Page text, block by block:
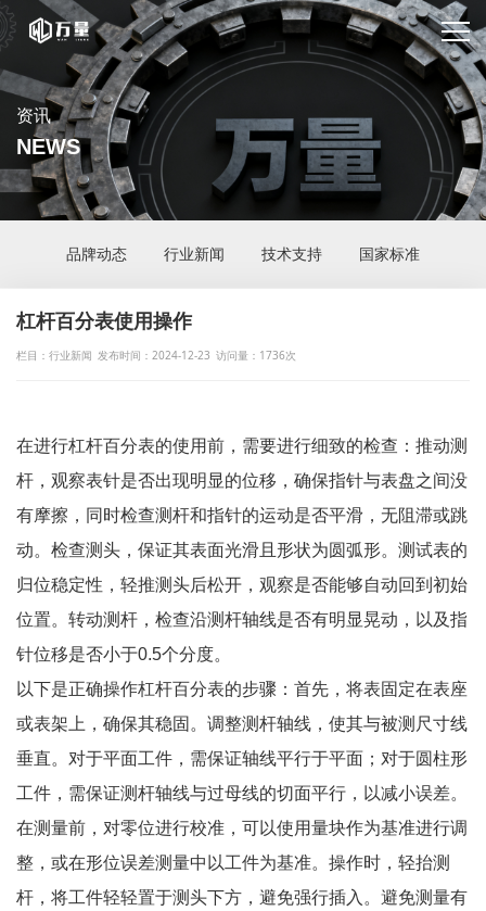
资讯
NEWS
品牌动态 行业新闻 技术支持 国家标准
杠杆百分表使用操作
栏目：行业新闻 发布时间：2024-12-23 访问量：1736次
在进行杠杆百分表的使用前，需要进行细致的检查：推动测
杆，观察表针是否出现明显的位移，确保指针与表盘之间没
有摩擦，同时检查测杆和指针的运动是否平滑，无阻滞或跳
动。检查测头，保证其表面光滑且形状为圆弧形。测试表的
归位稳定性，轻推测头后松开，观察是否能够自动回到初始
位置。转动测杆，检查沿测杆轴线是否有明显晃动，以及指
针位移是否小于0.5个分度。
以下是正确操作杠杆百分表的步骤：首先，将表固定在表座
或表架上，确保其稳固。调整测杆轴线，使其与被测尺寸线
垂直。对于平面工件，需保证轴线平行于平面；对于圆柱形
工件，需保证测杆轴线与过母线的切面平行，以减小误差。
在测量前，对零位进行校准，可以使用量块作为基准进行调
整，或在形位误差测量中以工件为基准。操作时，轻抬测
杆，将工件轻轻置于测头下方，避免强行插入。避免测量有